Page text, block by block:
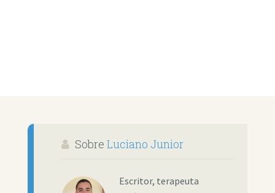
Sobre Luciano Junior
Escritor, terapeuta